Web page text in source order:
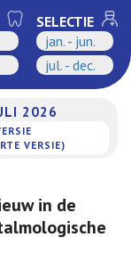
SELECTIE
jan. - jun.
jul. - dec.
2026
VERSIE)
in de